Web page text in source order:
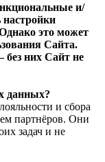
и/
настройки
это может
Сайта.
без них Сайт не
данных?
и сбора
партнёров. Они
задач и не